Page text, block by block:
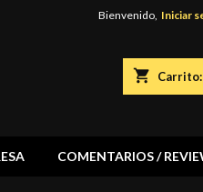
Bienvenido, Iniciar
shopping_cart Carrito:
COMENTARIOS /